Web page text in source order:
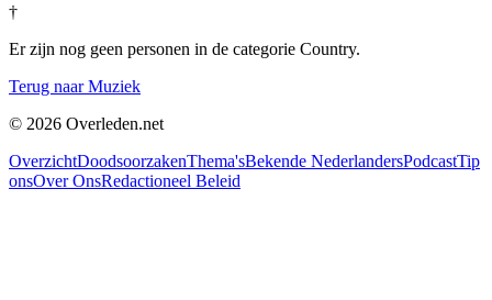
†
Er zijn nog geen personen in de categorie Country.
Terug naar Muziek
© 2026 Overleden.net
OverzichtDoodsoorzakenThema'sBekende NederlandersPodcastTip
onsOver OnsRedactioneel Beleid